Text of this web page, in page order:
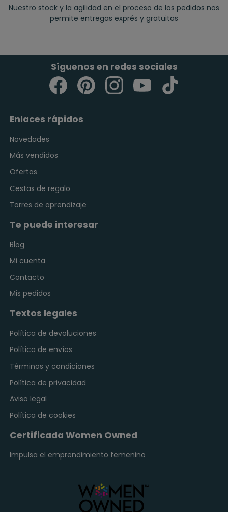
Nuestro stock y la agilidad en el proceso de los pedidos nos
permite entregas exprés y gratuitas
Síguenos en redes sociales
Enlaces rápidos
Novedades
Más vendidos
Ofertas
Cestas de regalo
Torres de aprendizaje
Te puede interesar
Blog
Mi cuenta
Contacto
Mis pedidos
Textos legales
Política de devoluciones
Política de envíos
Términos y condiciones
Política de privacidad
Aviso legal
Política de cookies
Certificada Women Owned
Impulsa el emprendimiento femenino